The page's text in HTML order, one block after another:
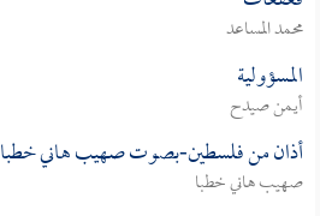
محمد المساعد
المسؤولية
أيمن صيدح
أذان من فلسطين-بصوت صهيب هاني خطبا
صهيب هاني خطبا